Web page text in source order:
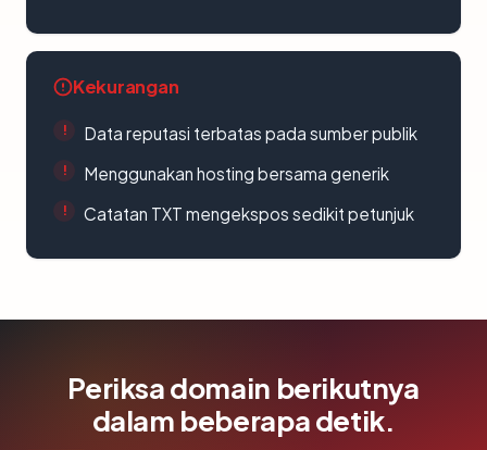
Kekurangan
Data reputasi terbatas pada sumber publik
Menggunakan hosting bersama generik
Catatan TXT mengekspos sedikit petunjuk
Periksa domain berikutnya
dalam beberapa detik.